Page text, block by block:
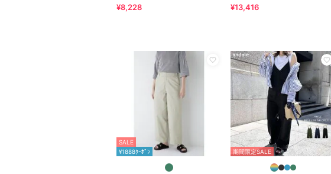
¥8,228 ¥13,416
SALE
¥1888ｸｰﾎﾟﾝ
期間限定SALE